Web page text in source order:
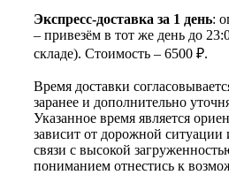
Экспресс-доставка за 1 день:
– привезём в тот же день до
складе). Стоимость – 6500 ₽.
Время доставки
заранее и дополнительно
Указанное время является
зависит от дорожной
связи с высокой
пониманием отнестись к